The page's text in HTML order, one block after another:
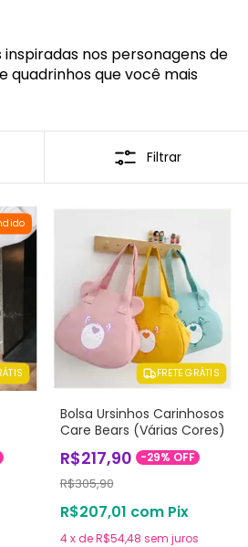
inspiradas nos personagens de
quadrinhos que você mais
Filtrar
FRETE GRÁTIS
Bolsa Ursinhos Carinhosos
Care Bears (Várias Cores)
R$217,90 -29% OFF
R$305,90
R$207,01 com Pix
4 xdeR$54,48 sem juros